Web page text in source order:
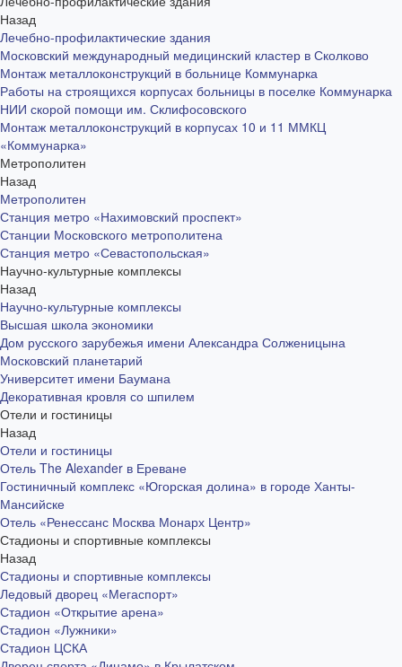
Назад
Лечебно-профилактические здания
Московский международный медицинский кластер в Сколково
Монтаж металлоконструкций в больнице Коммунарка
Работы на строящихся корпусах больницы в поселке Коммунарка
НИИ скорой помощи им. Склифосовского
Монтаж металлоконструкций в корпусах 10 и 11 ММКЦ
«Коммунарка»
Метрополитен
Назад
Метрополитен
Станция метро «Нахимовский проспект»
Станции Московского метрополитена
Станция метро «Севастопольская»
Научно-культурные комплексы
Назад
Научно-культурные комплексы
Высшая школа экономики
Дом русского зарубежья имени Александра Солженицына
Московский планетарий
Университет имени Баумана
Декоративная кровля со шпилем
Отели и гостиницы
Назад
Отели и гостиницы
Отель The Alexander в Ереване
Гостиничный комплекс «Югорская долина» в городе Ханты-
Мансийске
Отель «Ренессанс Москва Монарх Центр»
Стадионы и спортивные комплексы
Назад
Стадионы и спортивные комплексы
Ледовый дворец «Мегаспорт»
Стадион «Открытие арена»
Стадион «Лужники»
Стадион ЦСКА